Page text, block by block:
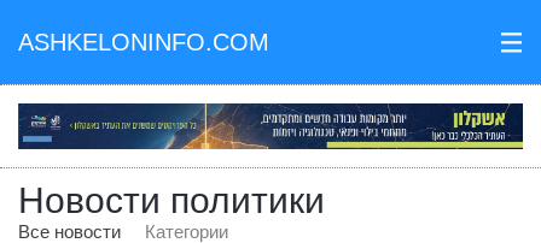
ASHKELONINFO.COM III
Новости политики
Все новости Категории